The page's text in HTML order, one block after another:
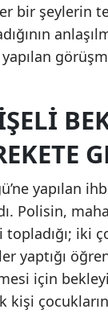
bir şeylerin
yapılan
Polisin,
iki
yaptığı
için
kişi